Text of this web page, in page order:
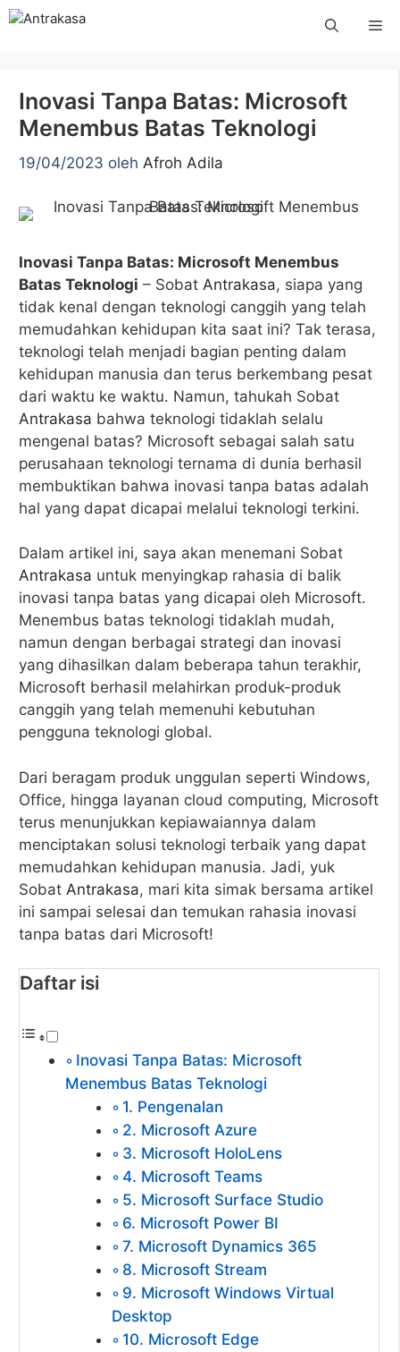
Langsung
Inovasi Tanpa Batas: Microsoft
Menembus Batas Teknologi
19/04/2023 oleh Afroh Adila
Inovasi Tanpa Batas: Microsoft Menembus
Batas Teknologi – Sobat Antrakasa, siapa yang
tidak kenal dengan teknologi canggih yang telah
memudahkan kehidupan kita saat ini? Tak terasa,
teknologi telah menjadi bagian penting dalam
kehidupan manusia dan terus berkembang pesat
dari waktu ke waktu. Namun, tahukah Sobat
Antrakasa bahwa teknologi tidaklah selalu
mengenal batas? Microsoft sebagai salah satu
perusahaan teknologi ternama di dunia berhasil
membuktikan bahwa inovasi tanpa batas adalah
hal yang dapat dicapai melalui teknologi terkini.
Dalam artikel ini, saya akan menemani Sobat
Antrakasa untuk menyingkap rahasia di balik
inovasi tanpa batas yang dicapai oleh Microsoft.
Menembus batas teknologi tidaklah mudah,
namun dengan berbagai strategi dan inovasi
yang dihasilkan dalam beberapa tahun terakhir,
Microsoft berhasil melahirkan produk-produk
canggih yang telah memenuhi kebutuhan
pengguna teknologi global.
Dari beragam produk unggulan seperti Windows,
Office, hingga layanan cloud computing, Microsoft
terus menunjukkan kepiawaiannya dalam
menciptakan solusi teknologi terbaik yang dapat
memudahkan kehidupan manusia. Jadi, yuk
Sobat Antrakasa, mari kita simak bersama artikel
ini sampai selesai dan temukan rahasia inovasi
tanpa batas dari Microsoft!
Daftar isi
Inovasi Tanpa Batas: Microsoft
Menembus Batas Teknologi
1. Pengenalan
2. Microsoft Azure
3. Microsoft HoloLens
4. Microsoft Teams
5. Microsoft Surface Studio
6. Microsoft Power BI
7. Microsoft Dynamics 365
8. Microsoft Stream
9. Microsoft Windows Virtual
Desktop
10. Microsoft Edge